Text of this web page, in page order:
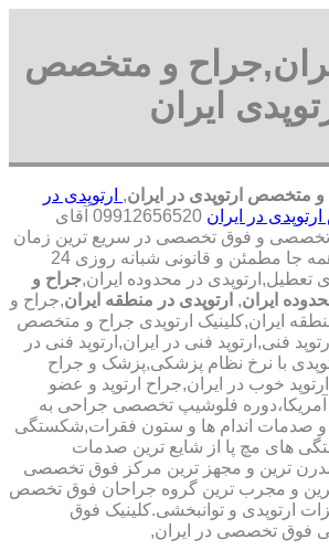
و متخصص
ایران
و متخصص ارتوپدی در ایران, ارتوپدی در
در ایران
09912656520 آقای
تخصصی و فوق تخصصی در سریع ترین زمان
و مکان و ارزان تر از همه جا مطمئن و قانونی شبانه روزی 24
در محدوده ایران,جراح و
ایران, ارتوپدی در منطقه ایران,جراح و
ایران,کلینیک ارتوپدی جراح و متخصص
فنی,ارتوپد فنی در ایران,ارتوپد فنی در
با نرخ نظام پزشکی,پزشک و جراح
ارتوپد خوب در ایران,جراح ارتوپد و عضو
آمریکا،دوره فلوشیپ تخصصی جراحی به
و صدمات اندام ها و ستون فقرات,شکستگی
های مچ پا از شایع ترین صدمات
ترین و مجهز ترین مرکز فوق تخصصی
‏و ‏مجرب ‏ترین ‏گروه ‏جراحان ‏فوق ‏تخصص
ارتوپدی و توانبخشی.کلینیک فوق
فوق تخصصی در ایران,